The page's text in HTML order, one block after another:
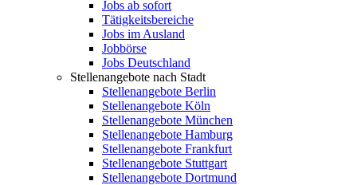
Jobs ab sofort
Tätigkeitsbereiche
Jobs im Ausland
Jobbörse
Jobs Deutschland
Stellenangebote nach Stadt
Stellenangebote Berlin
Stellenangebote Köln
Stellenangebote München
Stellenangebote Hamburg
Stellenangebote Frankfurt
Stellenangebote Stuttgart
Stellenangebote Dortmund